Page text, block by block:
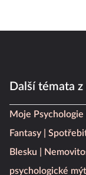
Další témata
Moje Psychologie
Fantasy
Blesku
psychologické